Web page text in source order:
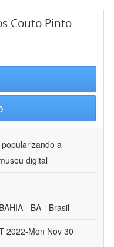
Couto Pinto
a
digital
- BA - Brasil
2022-Mon Nov 30